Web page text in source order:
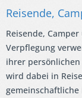
Reisende,
Reisende,
Verpflegung
ihrer
wird dabei in
gemeinschaftliche